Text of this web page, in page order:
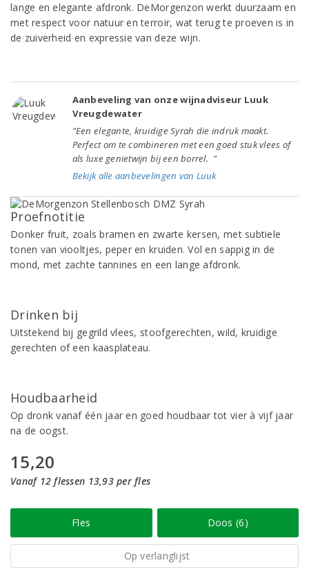
lange en elegante afdronk. DeMorgenzon werkt duurzaam en
met respect voor natuur en terroir, wat terug te proeven is in
de zuiverheid en expressie van deze wijn.
Aanbeveling van onze wijnadviseur Luuk
Vreugdewater
"Een elegante, kruidige Syrah die indruk maakt.
Perfect om te combineren met een goed stuk vlees of
als luxe genietwijn bij een borrel. "
Bekijk alle aanbevelingen van Luuk
Proefnotitie
Donker fruit, zoals bramen en zwarte kersen, met subtiele
tonen van viooltjes, peper en kruiden. Vol en sappig in de
mond, met zachte tannines en een lange afdronk.
Drinken bij
Uitstekend bij gegrild vlees, stoofgerechten, wild, kruidige
gerechten of een kaasplateau.
Houdbaarheid
Op dronk vanaf één jaar en goed houdbaar tot vier à vijf jaar
na de oogst.
15,20
Vanaf 12 flessen 13,93 per fles
Fles Doos (6)
Op verlanglijst